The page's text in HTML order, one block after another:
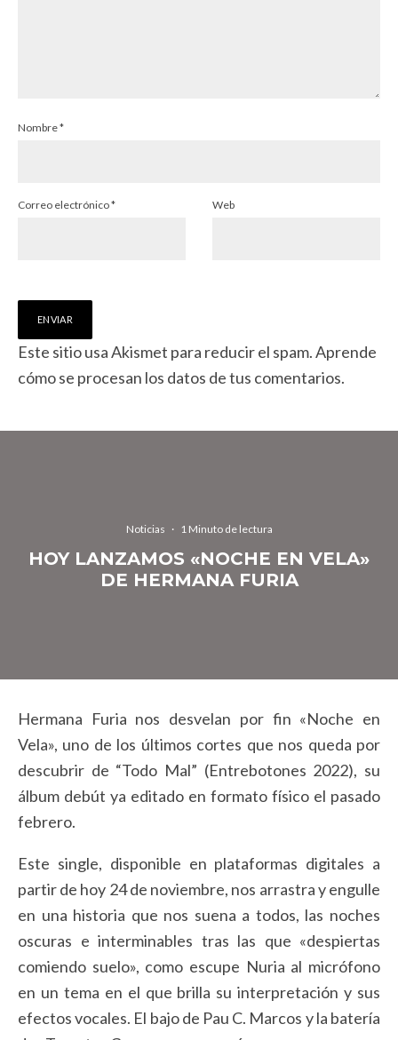
Nombre*
Correo electrónico* Web
Este sitio usa Akismet para reducir el spam.Aprende
cómo se procesan los datos de tus comentarios.
Noticias · 1 Minuto de lectura
HOY LANZAMOS «NOCHE EN VELA»
DE HERMANA FURIA
Hermana Furia nos desvelan por fin «Noche en
Vela», uno de los últimos cortes que nos queda por
descubrir de “Todo Mal” (Entrebotones 2022), su
álbum debút ya editado en formato físico el pasado
febrero.
Este single, disponible en plataformas digitales a
partir de hoy 24 de noviembre, nos arrastra y engulle
en una historia que nos suena a todos, las noches
oscuras e interminables tras las que «despiertas
comiendo suelo», como escupe Nuria al micrófono
en un tema en el que brilla su interpretación y sus
efectos vocales. El bajo de Pau C. Marcos y la batería